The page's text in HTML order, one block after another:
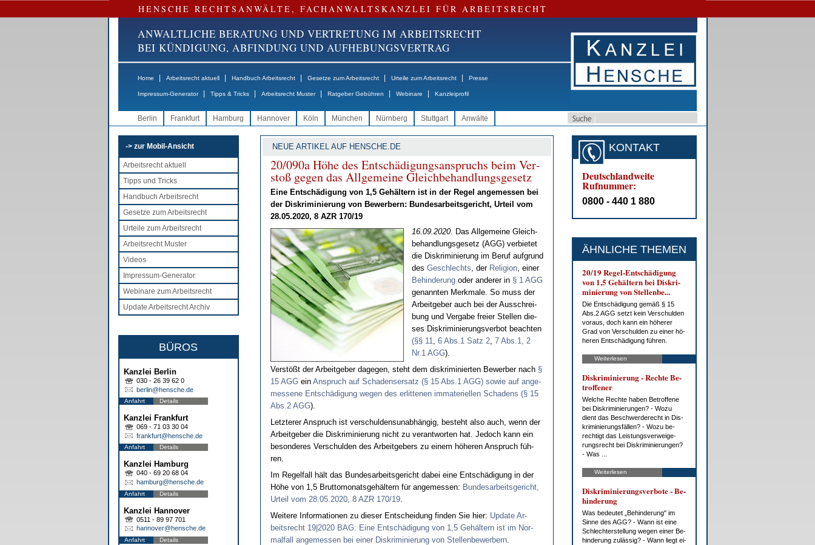
HENSCHE RECHTSANWÄLTE, FACHANWALTSKANZLEI FÜR ARBEITSRECHT
ANWALTLICHE BERATUNG UND VERTRETUNG IM ARBEITSRECHT
BEI KÜNDIGUNG, ABFINDUNG UND AUFHEBUNGSVERTRAG
Home Arbeitsrecht aktuell Handbuch Arbeitsrecht Gesetze zum Arbeitsrecht Urteile zum Arbeitsrecht Presse
Impressum-Generator Tipps & Tricks Arbeitsrecht Muster Ratgeber Gebühren Webinare Kanzleiprofil
Berlin Frankfurt Hamburg Hannover Köln München Nürnberg Stuttgart Anwälte
-> zur Mobil-Ansicht
Arbeitsrecht aktuell
Tipps und Tricks
Handbuch Arbeitsrecht
Gesetze zum Arbeitsrecht
Urteile zum Arbeitsrecht
Arbeitsrecht Muster
Videos
Impressum-Generator
Webinare zum Arbeitsrecht
Update Arbeitsrecht Archiv
BÜROS
Kanzlei Berlin
030 - 26 39 62 0
berlin@hensche.de
Anfahrt Details
Kanzlei Frankfurt
069 - 71 03 30 04
frankfurt@hensche.de
Anfahrt Details
Kanzlei Hamburg
040 - 69 20 68 04
hamburg@hensche.de
Anfahrt Details
Kanzlei Hannover
0511 - 89 97 701
hannover@hensche.de
Anfahrt Details
NEUE ARTIKEL AUF HENSCHE.DE
20/090a Hö­he des Ent­schä­di­gungs­an­spruchs beim Ver­
stoß ge­gen das All­ge­mei­ne Gleich­be­hand­lungs­ge­setz
Ei­ne Ent­schä­di­gung von 1,5 Ge­häl­tern ist in der Re­gel an­ge­mes­sen bei
der Dis­kri­mi­nie­rung von Be­wer­bern: Bun­des­ar­beits­ge­richt, Ur­teil vom
28.05.2020, 8 AZR 170/19
16.09.2020. Das All­ge­mei­ne Gleich­
be­hand­lungs­ge­setz (AGG) ver­bie­tet
die Dis­kri­mi­nie­rung im Be­ruf auf­grund
des Ge­schlechts, der Re­li­gi­on, ei­ner
Be­hin­de­rung oder an­de­rer in § 1 AGG
ge­nann­ten Merk­ma­le. So muss der
Ar­beit­ge­ber auch bei der Aus­schrei­
bung und Ver­ga­be frei­er Stel­len die­
ses Dis­kri­mi­nie­rungs­ver­bot be­ach­ten
(§§ 11, 6 Abs.1 Satz 2, 7 Abs.1, 2
Nr.1 AGG).
Ver­stößt der Ar­beit­ge­ber da­ge­gen, steht dem dis­kri­mi­nier­ten Be­wer­ber nach §
15 AGG ein An­spruch auf Scha­dens­er­satz (§ 15 Abs.1 AGG) so­wie auf an­ge­
mes­se­ne Ent­schä­di­gung we­gen des er­lit­te­nen im­ma­te­ri­el­len Scha­dens (§ 15
Abs.2 AGG).
Letz­te­rer An­spruch ist ver­schul­dens­un­ab­hän­gig, be­steht al­so auch, wenn der
Ar­beit­ge­ber die Dis­kri­mi­nie­rung nicht zu ver­ant­wor­ten hat. Je­doch kann ein
be­son­de­res Ver­schul­den des Ar­beit­ge­bers zu ei­nem hö­he­ren An­spruch füh­
ren.
Im Re­gel­fall hält das Bun­des­ar­beits­ge­richt da­bei ei­ne Ent­schä­di­gung in der
Hö­he von 1,5 Brut­to­mo­nats­ge­häl­tern für an­ge­mes­sen: Bun­des­ar­beits­ge­richt,
Ur­teil vom 28.05.2020, 8 AZR 170/19.
Wei­te­re In­for­ma­tio­nen zu die­ser Ent­schei­dung fin­den Sie hier: Up­date Ar­
beits­recht 19|2020 BAG: Ei­ne Ent­schä­di­gung von 1,5 Ge­häl­tern ist im Nor­
mal­fall an­ge­mes­sen bei ei­ner Dis­kri­mi­nie­rung von Stel­len­be­wer­bern.
KONTAKT
Deutschlandweite
Rufnummer:
0800 - 440 1 880
ÄHNLICHE THEMEN
20/19 Re­gel-Ent­schä­di­gung
von 1,5 Ge­häl­tern bei Dis­kri­
mi­nie­rung von Stel­len­be...
Die Ent­schä­di­gung ge­mäß § 15
Abs.2 AGG setzt kein Ver­schul­den
vor­aus, doch kann ein hö­he­rer
Grad von Ver­schul­den zu ei­ner hö­
he­ren Ent­schä­di­gung füh­ren.
Weiterlesen
Dis­kri­mi­nie­rung - Rech­te Be­
trof­fe­ner
Wel­che Rech­te ha­ben Be­trof­fe­ne
bei Dis­kri­mi­nie­run­gen? - Wo­zu
dient das Be­schwer­de­recht in Dis­
kri­mi­nie­rungs­fäl­len? - Wo­zu be­
rech­tigt das Leis­tungs­ver­wei­ge­
rungs­recht bei Dis­kri­mi­nie­run­gen?
- Was ...
Weiterlesen
Dis­kri­mi­nie­rungs­ver­bo­te - Be­
hin­de­rung
Was be­deu­tet „Be­hin­de­rung" im
Sin­ne des AGG? - Wann ist ei­ne
Schlech­ter­stel­lung we­gen ei­ner Be­
hin­de­rung zu­läs­sig? - Wann liegt ei­